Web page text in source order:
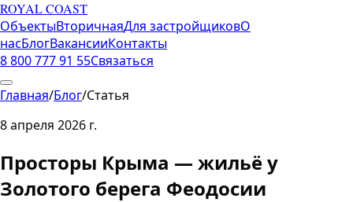
ROYAL COAST
ОбъектыВторичнаяДля застройщиковО
насБлогВакансииКонтакты
8 800 777 91 55Связаться
Главная/Блог/Статья
8 апреля 2026 г.
Просторы Крыма — жильё у
Золотого берега Феодосии